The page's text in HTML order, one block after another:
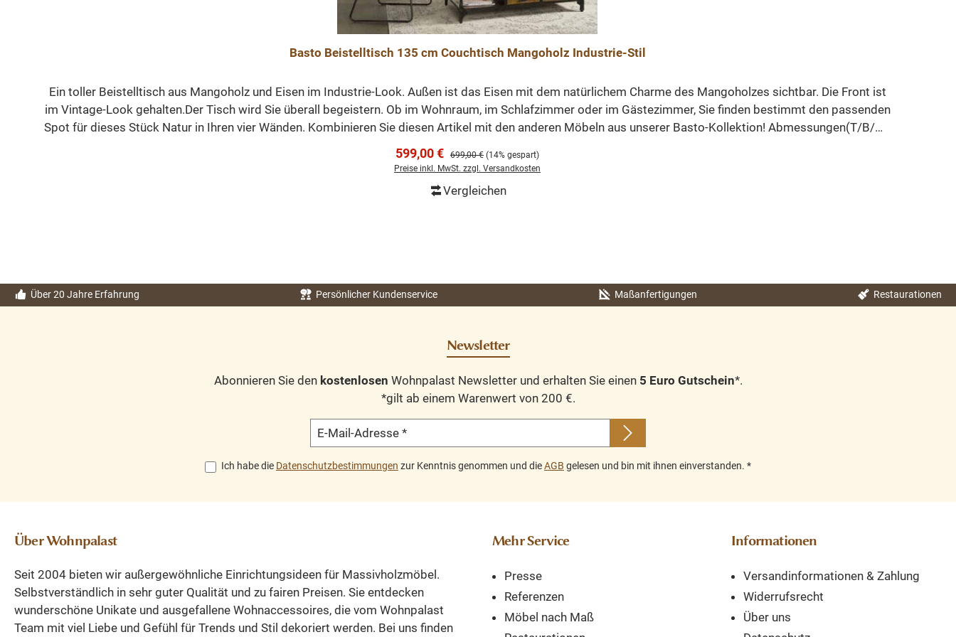
Basto Beistelltisch 135 cm Couchtisch Mangoholz Industrie-Stil
Ein toller Beistelltisch aus Mangoholz und Eisen im Industrie-Look. Außen ist das Eisen mit dem natürlichem Charme des Mangoholzes sichtbar. Die Front ist
im Vintage-Look gehalten.Der Tisch wird Sie überall begeistern. Ob im Wohnraum, im Schlafzimmer oder im Gästezimmer, Sie finden bestimmt den passenden
Spot für dieses Stück Natur in Ihren vier Wänden. Kombinieren Sie diesen Artikel mit den anderen Möbeln aus unserer Basto-Kollektion! Abmessungen(T/B/H):
Verkaufspreis:
599,00 € Regulärer Preis:
699,00 € (14% gespart)
Preise inkl. MwSt. zzgl. Versandkosten
Vergleichen
Über 20 Jahre Erfahrung Persönlicher Kundenservice Maßanfertigungen Restaurationen
Newsletter
Abonnieren Sie den kostenlosen Wohnpalast Newsletter und erhalten Sie einen 5 Euro Gutschein*.
*gilt ab einem Warenwert von 200 €.
E-Mail-Adresse *
Ich habe die Datenschutzbestimmungen zur Kenntnis genommen und dieAGB gelesen und bin mit ihnen einverstanden. *
Über Wohnpalast
Seit 2004 bieten wir außergewöhnliche Einrichtungsideen für Massivholzmöbel.
Selbstverständlich in sehr guter Qualität und zu fairen Preisen. Sie entdecken
wunderschöne Unikate und ausgefallene Wohnaccessoires, die vom Wohnpalast
Team mit viel Liebe und Gefühl für Trends und Stil dekoriert werden. Bei uns finden
Mehr Service
Presse
Referenzen
Möbel nach Maß
Informationen
Versandinformationen & Zahlung
Widerrufsrecht
Über uns